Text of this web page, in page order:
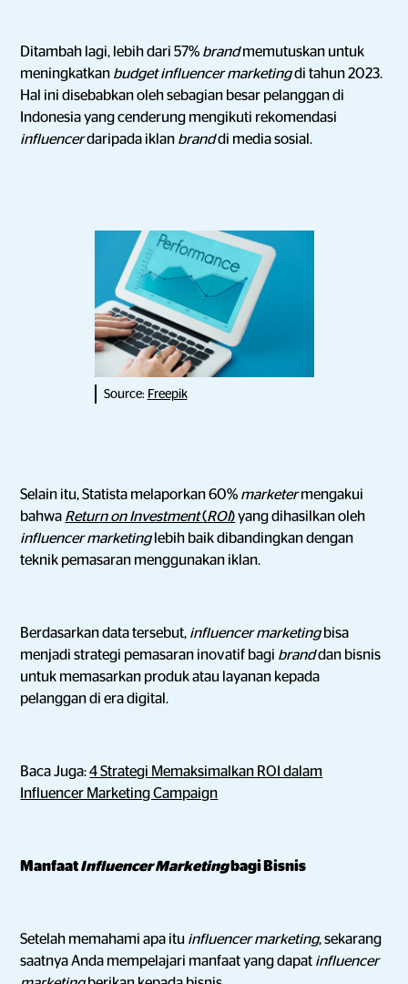
Ditambah lagi, lebih dari 57% brandmemutuskan untuk
meningkatkan budget influencer marketingdi tahun 2023.
Hal ini disebabkan oleh sebagian besar pelanggan di
Indonesia yang cenderung mengikuti rekomendasi
influencerdaripada iklan branddi media sosial.
Source: Freepik
Selain itu, Statista melaporkan 60% marketermengakui
bahwa Return on Investment(ROI)yang dihasilkan oleh
influencer marketinglebih baik dibandingkan dengan
teknik pemasaran menggunakan iklan.
Berdasarkan data tersebut, influencer marketing bisa
menjadi strategi pemasaran inovatif bagi branddan bisnis
untuk memasarkan produk atau layanan kepada
pelanggan di era digital.
Baca Juga:4 Strategi Memaksimalkan ROI dalam
Influencer Marketing Campaign
ManfaatInfluencer Marketingbagi Bisnis
Setelah memahami apa itu influencer marketing, sekarang
saatnya Anda mempelajari manfaat yang dapat influencer